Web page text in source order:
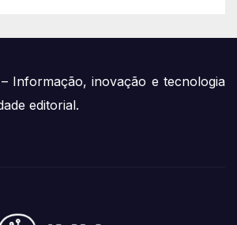
– Informação, inovação e tecnologia
editorial.